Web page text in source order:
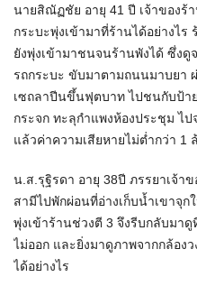
นายสิณัฏชัย อายุ 41 ปี เจ้าของร้า
กระบะพุ่งเข้ามาที่ร้านได้อย่างไร
ยังพุ่งเข้ามาชนจนร้านพังได้ ซึ่งดู
รถกระบะ ขับมาตามถนนมาบยา
เซถลาปีนขึ้นฟุตบาท ไปชนกับป้า
กระจก ทะลุกำแพงห้องประชุม ไ
แล้วค่าความเสียหายไม่ต่ำกว่า 1
น.ส.รุฐิรดา อายุ 38ปี ภรรยาเจ้า
สามีไปพักผ่อนที่อ่างเก็บน้ำเขาจุก
พุ่งเข้าร้านช่วงตี 3 จึงรีบกลับมา
ไม่ออก และยิ่งมาดูภาพจากกล้อง
ได้อย่างไร